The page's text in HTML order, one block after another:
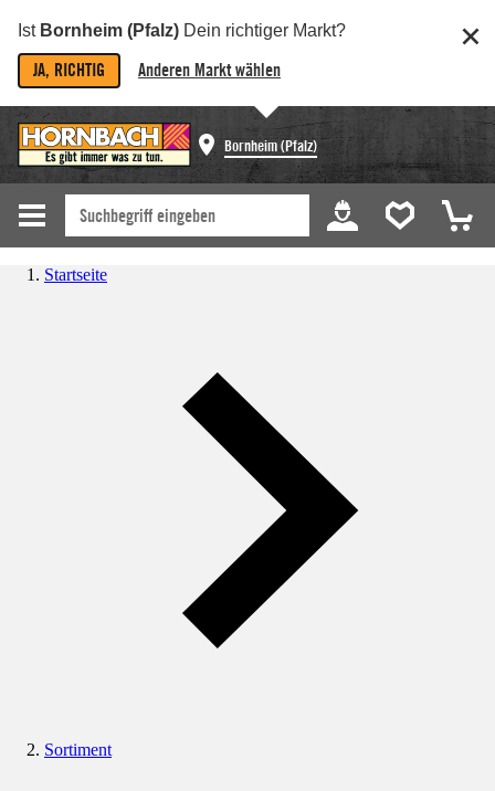
Ist Bornheim (Pfalz) Dein richtiger Markt?
JA, RICHTIG Anderen Markt wählen
Bornheim (Pfalz)
Startseite
Sortiment